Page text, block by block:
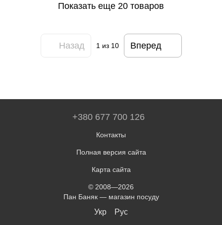
Показать еще 20 товаров
Назад 1 из 10 Вперед
+380 677 700 126
Контакты
Полная версия сайта
Карта сайта
© 2008—2026
Пан Баняк — магазин посуду
Укр Рус